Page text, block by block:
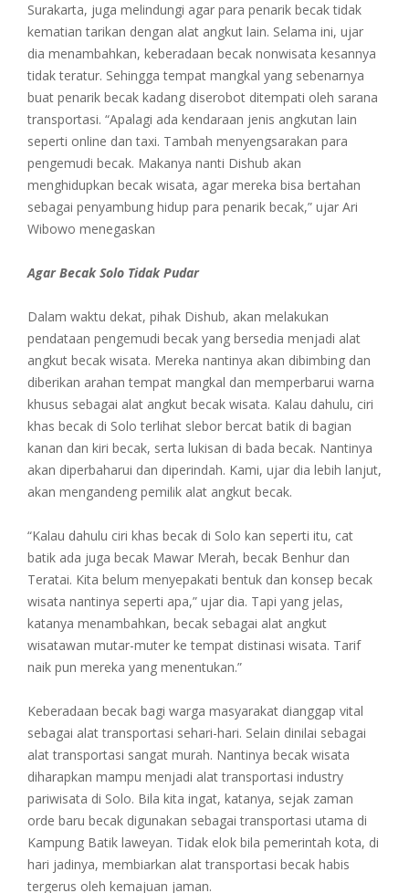
Surakarta, juga melindungi agar para penarik becak tidak
kematian tarikan dengan alat angkut lain. Selama ini, ujar
dia menambahkan, keberadaan becak nonwisata kesannya
tidak teratur. Sehingga tempat mangkal yang sebenarnya
buat penarik becak kadang diserobot ditempati oleh sarana
transportasi. “Apalagi ada kendaraan jenis angkutan lain
seperti online dan taxi. Tambah menyengsarakan para
pengemudi becak. Makanya nanti Dishub akan
menghidupkan becak wisata, agar mereka bisa bertahan
sebagai penyambung hidup para penarik becak,” ujar Ari
Wibowo menegaskan
AgarBecakSolo TidakPudar
Dalam waktu dekat, pihak Dishub, akan melakukan
pendataan pengemudi becak yang bersedia menjadi alat
angkut becak wisata. Mereka nantinya akan dibimbing dan
diberikan arahan tempat mangkal dan memperbarui warna
khusus sebagai alat angkut becak wisata. Kalau dahulu, ciri
khas becak di Solo terlihat slebor bercat batik di bagian
kanan dan kiri becak, serta lukisan di bada becak. Nantinya
akan diperbaharui dan diperindah. Kami, ujar dia lebih lanjut,
akan mengandeng pemilik alat angkut becak.
“Kalau dahulu ciri khas becak di Solo kan seperti itu, cat
batik ada juga becak Mawar Merah, becak Benhur dan
Teratai. Kita belum menyepakati bentuk dan konsep becak
wisata nantinya seperti apa,” ujar dia. Tapi yang jelas,
katanya menambahkan, becak sebagai alat angkut
wisatawan mutar-muter ke tempat distinasi wisata. Tarif
naik pun mereka yang menentukan.”
Keberadaan becak bagi warga masyarakat dianggap vital
sebagai alat transportasi sehari-hari. Selain dinilai sebagai
alat transportasi sangat murah. Nantinya becak wisata
diharapkan mampu menjadi alat transportasi industry
pariwisata di Solo. Bila kita ingat, katanya, sejak zaman
orde baru becak digunakan sebagai transportasi utama di
Kampung Batik laweyan. Tidak elok bila pemerintah kota, di
hari jadinya, membiarkan alat transportasi becak habis
tergerus oleh kemajuan jaman.